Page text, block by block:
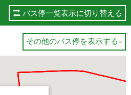
バス停一覧表示に切り替える
その他のバス停を表示する 